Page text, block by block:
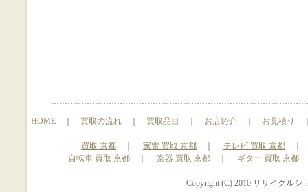
HOME｜ 買取の流れ｜ 買取品目 お店紹介｜ お見積り
買取 京都 家電 買取 京都 テレビ 買取 京都
自転車 買取 京都｜ 楽器 買取 京都｜ ギター 買取 京都
Copyright (C) 2010 リサイクル